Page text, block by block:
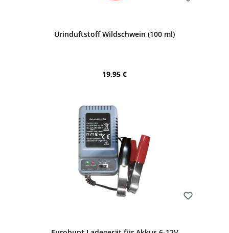
Urinduftstoff Wildschwein (100 ml)
Regulärer Preis:
19,95 €